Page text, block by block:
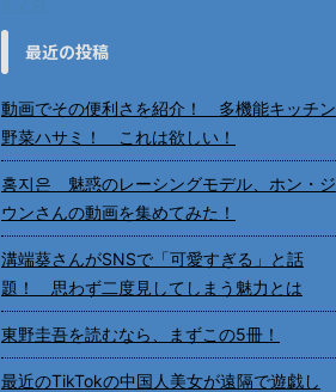
最近の投稿
動画でその便利さを紹介！ 多機能キッチン
野菜ハサミ！ これは欲しい！
홍지은 魅惑のレーシングモデル、ホン・ジ
ウンさんの動画を集めてみた！
溝端葵さんがSNSで「可愛すぎる」と話
題！ 思わず二度見してしまう魅力とは
東野圭吾を読むなら、まずこの5冊！
最近のTikTokの中国人美女が遠隔で遊戯し